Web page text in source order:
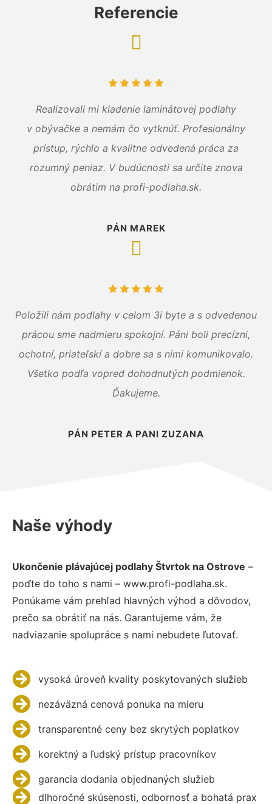
Referencie
Realizovali mi kladenie laminátovej podlahy
v obývačke a nemám čo vytknúť. Profesionálny
prístup, rýchlo a kvalitne odvedená práca za
rozumný peniaz. V budúcnosti sa určite znova
obrátim na profi-podlaha.sk.
PÁN MAREK
Položili nám podlahy v celom 3i byte a s odvedenou
prácou sme nadmieru spokojní. Páni boli precízni,
ochotní, priateľskí a dobre sa s nimi komunikovalo.
Všetko podľa vopred dohodnutých podmienok.
Ďakujeme.
PÁN PETER A PANI ZUZANA
Naše výhody
Ukončenie plávajúcej podlahy Štvrtok na Ostrove –
poďte do toho s nami – www.profi-podlaha.sk.
Ponúkame vám prehľad hlavných výhod a dôvodov,
prečo sa obrátiť na nás. Garantujeme vám, že
nadviazanie spolupráce s nami nebudete ľutovať.
vysoká úroveň kvality poskytovaných služieb
nezáväzná cenová ponuka na mieru
transparentné ceny bez skrytých poplatkov
korektný a ľudský prístup pracovníkov
garancia dodania objednaných služieb
dlhoročné skúsenosti, odbornosť a bohatá prax